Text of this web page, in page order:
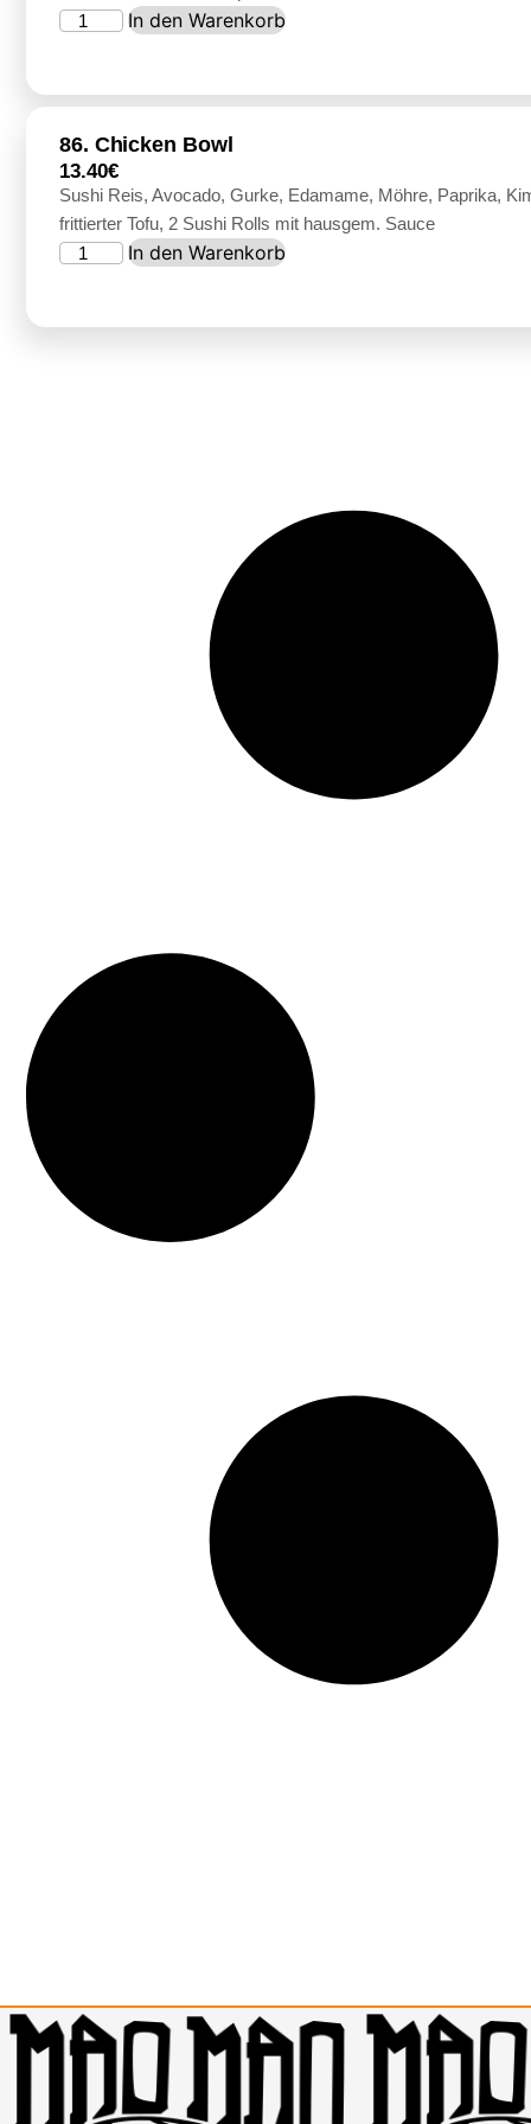
In den Warenkorb
86. Chicken Bowl
13.40€
Sushi Reis, Avocado, Gurke, Edamame, Möhre, Paprika,
frittierter Tofu, 2 Sushi Rolls mit hausgem. Sauce
In den Warenkorb